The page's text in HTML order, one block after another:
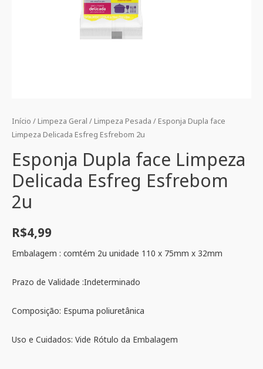
Início / Limpeza Geral / Limpeza Pesada / Esponja Dupla face
Limpeza Delicada Esfreg Esfrebom 2u
Esponja Dupla face Limpeza
Delicada Esfreg Esfrebom
2u
R$4,99
Embalagem : comtém 2u unidade 110 x 75mm x 32mm
Prazo de Validade :Indeterminado
Composição: Espuma poliuretânica
Uso e Cuidados: Vide Rótulo da Embalagem